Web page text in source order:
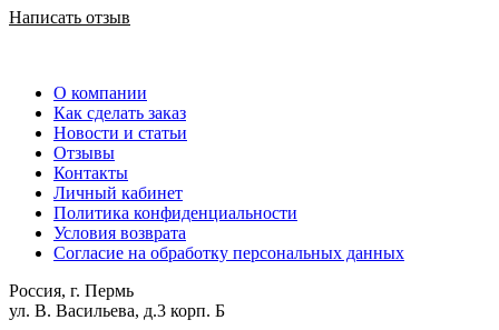
Написать отзыв
О компании
Как сделать заказ
Новости и статьи
Отзывы
Контакты
Личный кабинет
Политика конфиденциальности
Условия возврата
Согласие на обработку персональных данных
Россия, г. Пермь
ул. В. Васильева, д.3 корп. Б